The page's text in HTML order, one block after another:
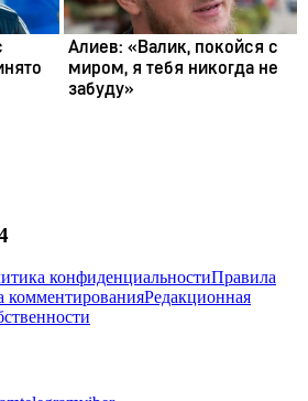
конфиденциальностиПравила
комментированияРедакционная